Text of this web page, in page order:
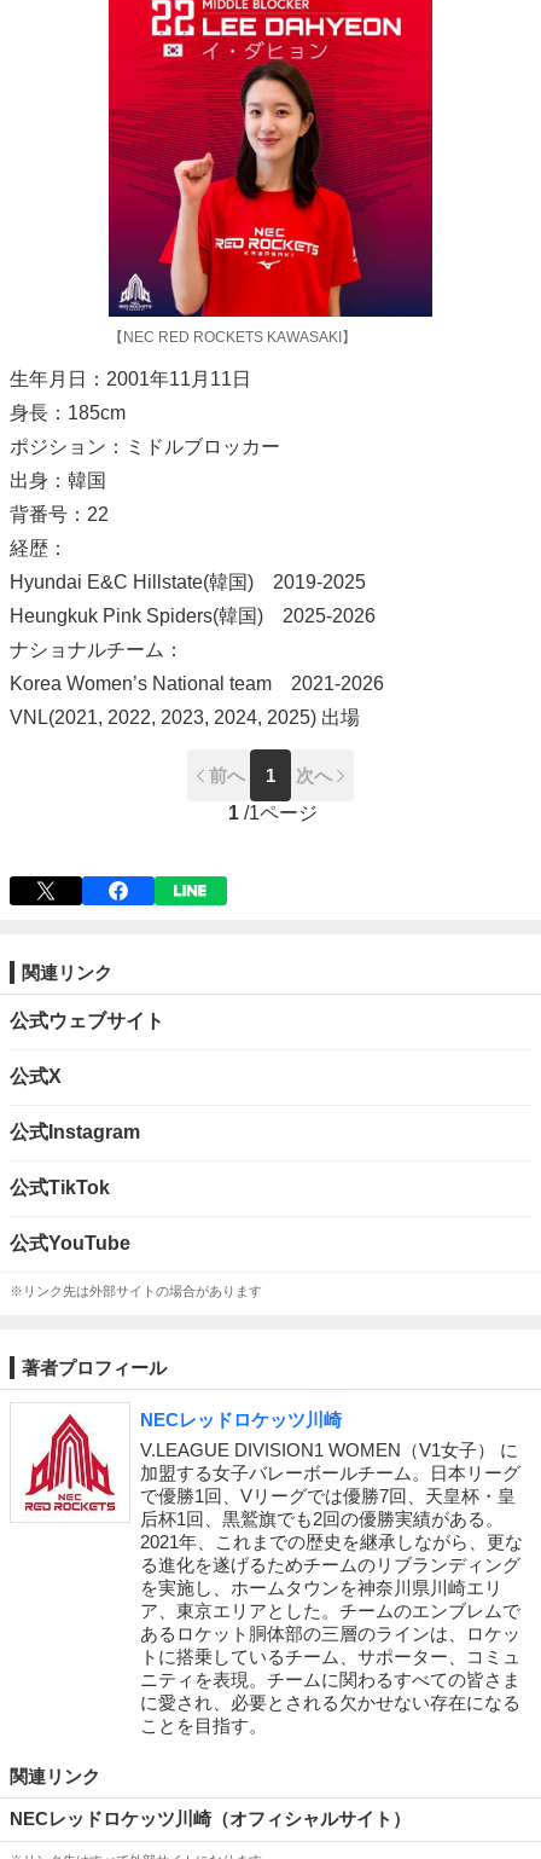
【NEC RED ROCKETS KAWASAKI】
生年月日：2001年11月11日
身長：185cm
ポジション：ミドルブロッカー
出身：韓国
背番号：22
経歴：
Hyundai E&C Hillstate(韓国) 2019-2025
Heungkuk Pink Spiders(韓国) 2025-2026
ナショナルチーム：
Korea Women’s National team 2021-2026
VNL(2021, 2022, 2023, 2024, 2025) 出場
前へ 1
次へ
1 /1ページ
関連リンク
公式ウェブサイト
公式X
公式Instagram
公式TikTok
公式YouTube
※リンク先は外部サイトの場合があります
著者プロフィール
NECレッドロケッツ川崎
V.LEAGUE DIVISION1 WOMEN（V1女子） に
加盟する女子バレーボールチーム。日本リーグ
で優勝1回、Vリーグでは優勝7回、天皇杯・皇
后杯1回、黒鷲旗でも2回の優勝実績がある。
2021年、これまでの歴史を継承しながら、更な
る進化を遂げるためチームのリブランディング
を実施し、ホームタウンを神奈川県川崎エリ
ア、東京エリアとした。チームのエンブレムで
あるロケット胴体部の三層のラインは、ロケッ
トに搭乗しているチーム、サポーター、コミュ
ニティを表現。チームに関わるすべての皆さま
に愛され、必要とされる欠かせない存在になる
ことを目指す。
関連リンク
NECレッドロケッツ川崎（オフィシャルサイト）